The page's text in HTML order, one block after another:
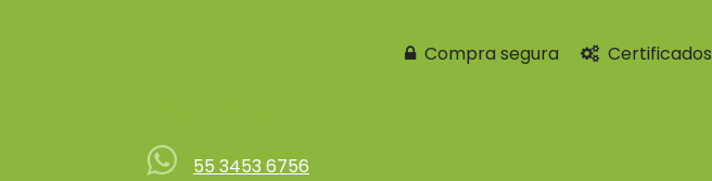
Compra segura
55 3453 6756